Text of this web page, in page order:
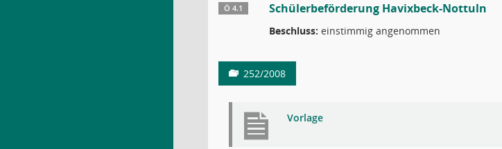
Ö 4.1 Schülerbeförderung Havixbeck-Nottuln
Beschluss: einstimmig angenommen
252/2008
Vorlage